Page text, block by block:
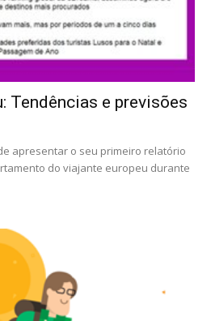
Tendências e previsões
apresentar o seu primeiro relatório
do viajante europeu durante